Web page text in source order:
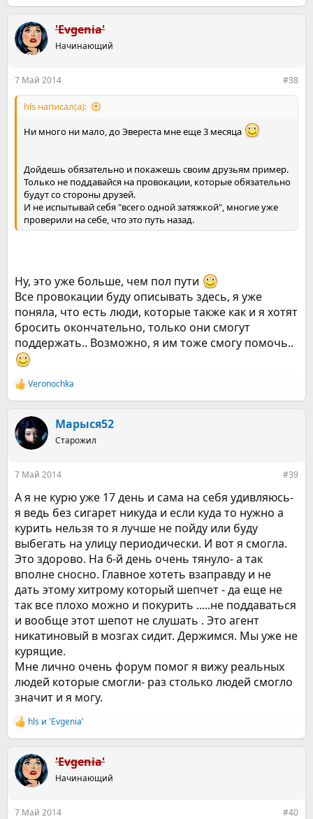
'Evgenia'
Начинающий
7 Май 2014 #38
hls написал(а):
Ни много ни мало, до Эвереста мне еще 3 месяца
Дойдешь обязательно и покажешь своим друзьям пример.
Только не поддавайся на провокации, которые обязательно
будут со стороны друзей.
И не испытывай себя "всего одной затяжкой", многие уже
проверили на себе, что это путь назад.
Ну, это уже больше, чем пол пути
Все провокации буду описывать здесь, я уже
поняла, что есть люди, которые также как и я хотят
бросить окончательно, только они смогут
поддержать.. Возможно, я им тоже смогу помочь..
Р
е
к
ц
и
Veronochka
Марыся52
Старожил
7 Май 2014 #39
А я не курю уже 17 день и сама на себя удивляюсь-
я ведь без сигарет никуда и если куда то нужно а
курить нельзя то я лучше не пойду или буду
выбегать на улицу периодически. И вот я смогла.
Это здорово. На 6-й день очень тянуло- а так
вполне сносно. Главное хотеть взаправду и не
дать этому хитрому который шепчет - да еще не
так все плохо можно и покурить .....не поддаваться
и вообще этот шепот не слушать . Это агент
никатиновый в мозгах сидит. Держимся. Мы уже не
курящие.
Мне лично очень форум помог я вижу реальных
людей которые смогли- раз столько людей смогло
значит и я могу.
Р
е
к
ц
и
hls и 'Evgenia'
'Evgenia'
Начинающий
7 Май 2014 #40